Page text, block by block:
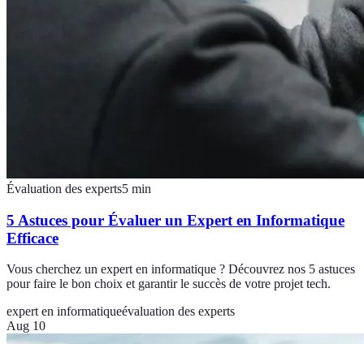
Évaluation des experts5 min
5 Astuces pour Évaluer un Expert en Informatique
Efficace
Vous cherchez un expert en informatique ? Découvrez nos 5 astuces
pour faire le bon choix et garantir le succès de votre projet tech.
expert en informatiqueévaluation des experts
Aug 10